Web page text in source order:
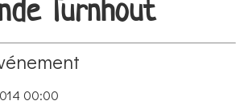
Turnhout
00:00